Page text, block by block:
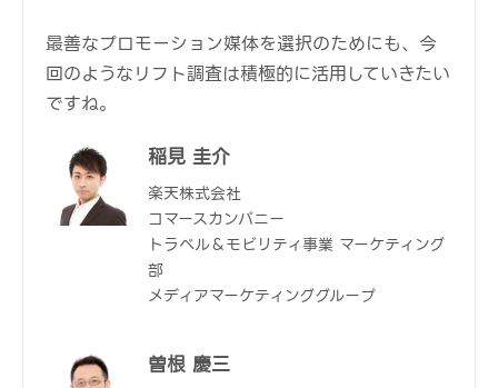
最善なプロモーション媒体を選択のためにも、今
回のようなリフト調査は積極的に活用していきたい
ですね。
稲見 圭介
楽天株式会社
コマースカンパニー
トラベル＆モビリティ事業 マーケティング
部
メディアマーケティンググループ
曽根 慶三